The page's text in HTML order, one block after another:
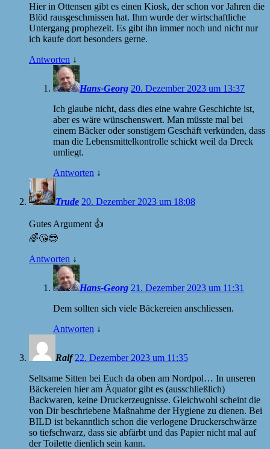
Hier in Ottensen gibt es einen Kiosk, der schon vor Jahren die
Blöd rausgeschmissen hat. Ihm wurde der wirtschaftliche
Untergang prophezeit. Es gibt ihn immer noch und nicht nur
ich kaufe dort besonders gerne.
Antworten ↓
Hans-Georg 20. Dezember 2023 um 13:37
Ich glaube nicht, dass dies eine wahre Geschichte ist,
aber es wäre wünschenswert. Man müsste mal bei
einem Bäcker oder sonstigem Geschäft verkünden, dass
man die Lebensmittelkontrolle schickt weil da Dreck
umliegt.
Antworten ↓
Trude 20. Dezember 2023 um 18:08
Gutes Argument 👍
🌈😘😎
Antworten ↓
Hans-Georg 21. Dezember 2023 um 11:31
Dem sollten sich viele Bäckereien anschliessen.
Antworten ↓
Ralf 22. Dezember 2023 um 11:35
Seltsame Sitten bei Euch da oben am Nordpol… In unseren
Bäckereien hier am Äquator gibt es (ausschließlich)
Backwaren, keine Druckerzeugnisse. Gleichwohl scheint die
von Dir beschriebene Maßnahme der Hygiene zu dienen. Bei
BILD ist bekanntlich schon die verlogene Druckerschwärze
so tiefschwarz, dass sie abfärbt und das Papier nicht mal auf
der Toilette dienlich sein kann.